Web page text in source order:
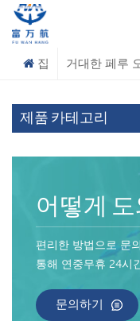
집 거대한 페루
제품 카테고리
어떻게
편리한 방법으로 문
통해 연중무휴 24시
문의하기